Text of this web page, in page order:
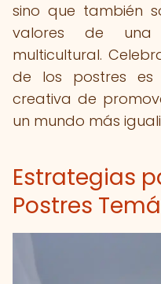
sino que también
valores de una
multicultural.
de los postres
creativa de
un mundo más
Estrategias
Postres